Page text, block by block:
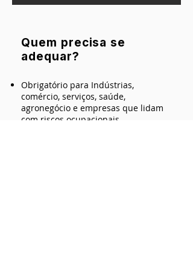
Quem precisa se
adequar?
Obrigatório para Indústrias,
comércio, serviços, saúde,
agronegócio e empresas que lidam
com riscos ocupacionais.